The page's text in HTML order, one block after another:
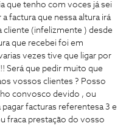
que tenho com voces já sei
factura que nessa altura irá
cliente (infelizmente ) desde
que recebei foi em
vezes tive que ligar por
Será que pedir muito que
vossos clientes ? Posso
convosco devido , ou
facturas referentesa 3 e
fraca prestação do vosso